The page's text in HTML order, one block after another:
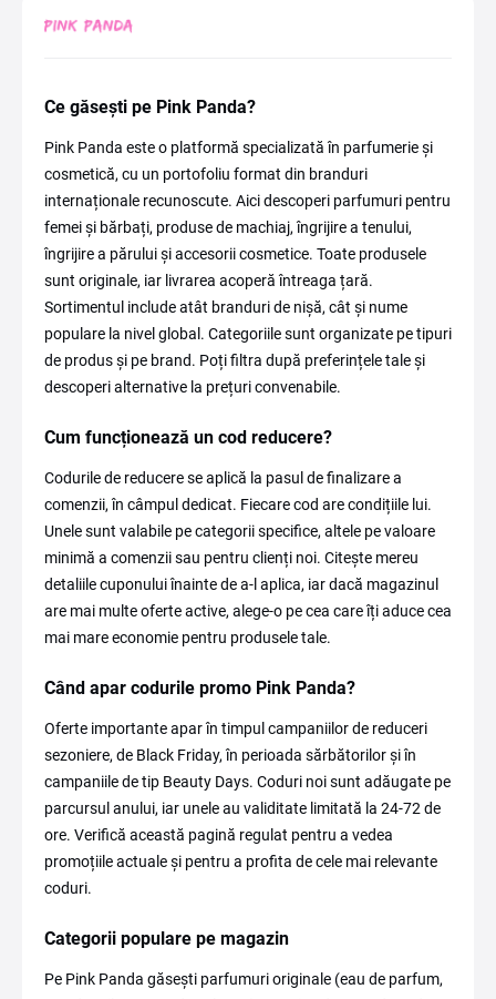
Ce găsești pe Pink Panda?
Pink Panda este o platformă specializată în parfumerie și
cosmetică, cu un portofoliu format din branduri
internaționale recunoscute. Aici descoperi parfumuri pentru
femei și bărbați, produse de machiaj, îngrijire a tenului,
îngrijire a părului și accesorii cosmetice. Toate produsele
sunt originale, iar livrarea acoperă întreaga țară.
Sortimentul include atât branduri de nișă, cât și nume
populare la nivel global. Categoriile sunt organizate pe tipuri
de produs și pe brand. Poți filtra după preferințele tale și
descoperi alternative la prețuri convenabile.
Cum funcționează un cod reducere?
Codurile de reducere se aplică la pasul de finalizare a
comenzii, în câmpul dedicat. Fiecare cod are condițiile lui.
Unele sunt valabile pe categorii specifice, altele pe valoare
minimă a comenzii sau pentru clienți noi. Citește mereu
detaliile cuponului înainte de a-l aplica, iar dacă magazinul
are mai multe oferte active, alege-o pe cea care îți aduce cea
mai mare economie pentru produsele tale.
Când apar codurile promo Pink Panda?
Oferte importante apar în timpul campaniilor de reduceri
sezoniere, de Black Friday, în perioada sărbătorilor și în
campaniile de tip Beauty Days. Coduri noi sunt adăugate pe
parcursul anului, iar unele au validitate limitată la 24-72 de
ore. Verifică această pagină regulat pentru a vedea
promoțiile actuale și pentru a profita de cele mai relevante
coduri.
Categorii populare pe magazin
Pe Pink Panda găsești parfumuri originale (eau de parfum,